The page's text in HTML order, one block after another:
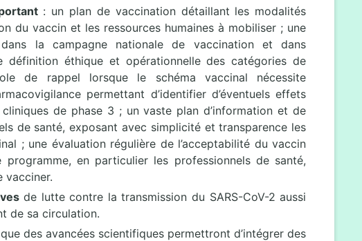
: un plan de vaccination détaillant les modalités
du vaccin et les ressources humaines à mobiliser ; une
la campagne nationale de vaccination et dans
définition éthique et opérationnelle des catégories de
de rappel lorsque le schéma vaccinal nécessite
permettant d’identifier d’éventuels effets
de phase 3 ; un vaste plan d’information et de
de santé, exposant avec simplicité et transparence les
; une évaluation régulière de l’acceptabilité du vaccin
en particulier les professionnels de santé,
vacciner.
de lutte contre la transmission du SARS-CoV-2 aussi
de sa circulation.
que des avancées scientifiques permettront d’intégrer des